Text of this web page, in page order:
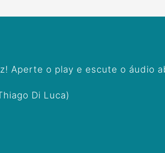
Aperte o play e escute o áudio
Di Luca)